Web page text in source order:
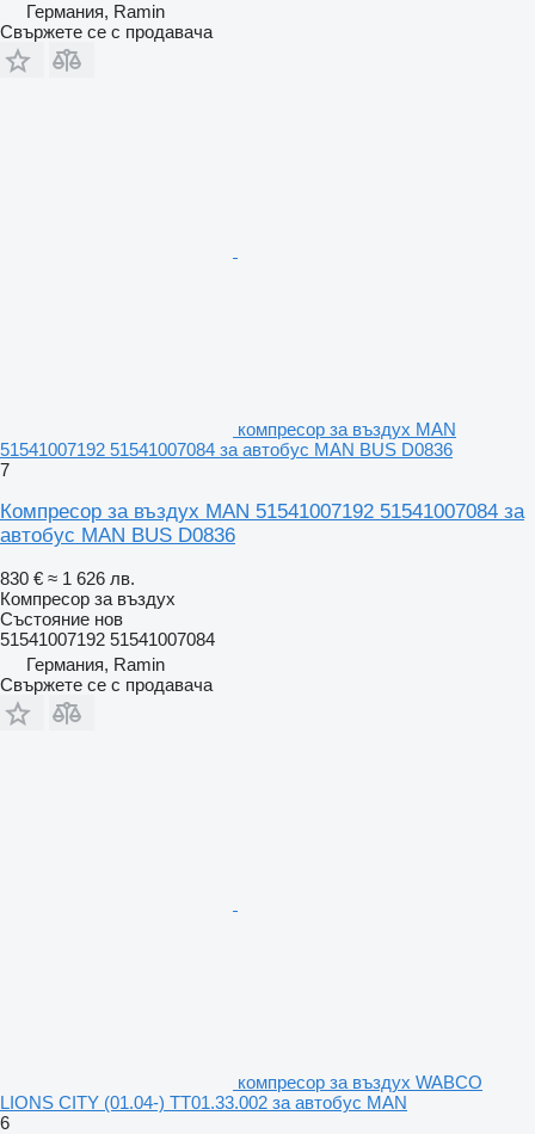
Германия, Ramin
Свържете се с продавача
компресор за въздух MAN
51541007192 51541007084 за автобус MAN BUS D0836
7
Компресор за въздух MAN 51541007192 51541007084 за
автобус MAN BUS D0836
830 € ≈ 1 626 лв.
Компресор за въздух
Състояние нов
51541007192 51541007084
Германия, Ramin
Свържете се с продавача
компресор за въздух WABCO
LIONS CITY (01.04-) TT01.33.002 за автобус MAN
6